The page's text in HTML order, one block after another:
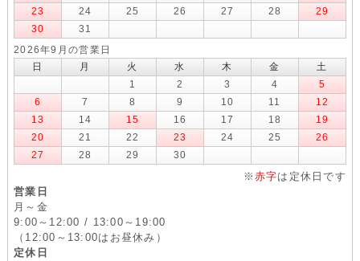
23
24 25 26 27 28
29
30
31
2026年9月の営業日
日
月 火 水 木 金
土
1
2 3 4
5
6
7 8 9 10 11
12
13
14 15 16 17 18
19
20
21 22 23 24 25
26
27
28 29 30
※ 赤字は定休日です
営業日
月～金
9:00～12:00 / 13:00～19:00
（12:00～13:00はお昼休み）
定休日